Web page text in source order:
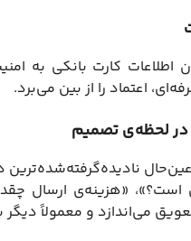
اطلاعات کارت بانکی به
است؟»، «هزینه‌ی ارسال
می‌اندازد و معمولاً دیگر